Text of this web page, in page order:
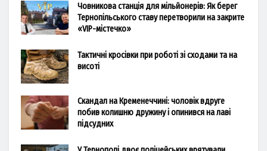
Човникова станція для мільйонерів: Як берег
Тернопільського ставу перетворили на закрите
«VIP-містечко»
Тактичні кросівки при роботі зі сходами та на
висоті
Скандал на Кременеччині: чоловік вдруге
побив колишню дружину і опинився на лаві
підсудних